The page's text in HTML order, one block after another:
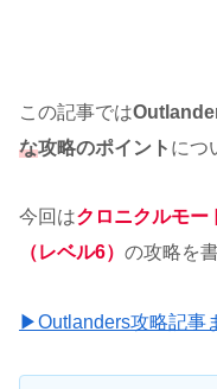
この記事では
な攻略のポイント につ
今回はクロニクルモー
（レベル6） の攻略を
▶Outlanders攻略記事